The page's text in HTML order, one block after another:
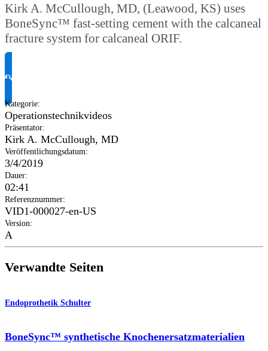
Kirk A. McCullough, MD, (Leawood, KS) uses
BoneSync™ fast-setting cement with the calcaneal
fracture system for calcaneal ORIF.
Produktinformationen anfragen
Kategorie:
Operationstechnikvideos
Präsentator:
Kirk A. McCullough, MD
Veröffentlichungsdatum:
3/4/2019
Dauer:
02:41
Referenznummer:
VID1-000027-en-US
Version:
A
Verwandte Seiten
Endoprothetik Schulter
BoneSync™ synthetische Knochenersatzmaterialien